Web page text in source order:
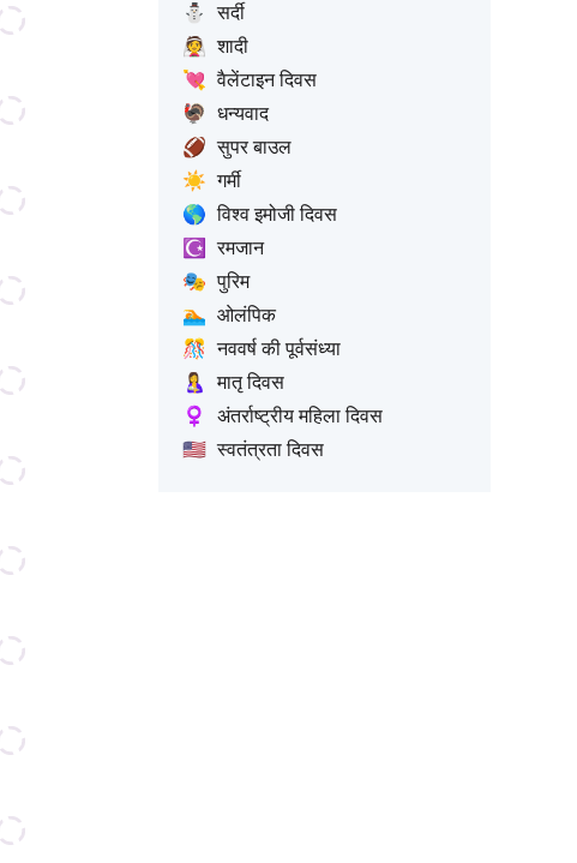
⛄
सर्दी
👰 शादी
💘 वैलेंटाइन दिवस
🦃 धन्यवाद
🏈 सुपर बाउल
☀️ गर्मी
🌎 विश्व इमोजी दिवस
☪️
रमजान
🎭 पुरिम
🏊 ओलंपिक
🎊 नववर्ष की पूर्वसंध्या
🤱
मातृ दिवस
♀️
अंतर्राष्ट्रीय महिला दिवस
🇺🇸 स्वतंत्रता दिवस